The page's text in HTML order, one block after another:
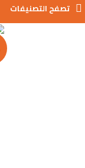
تصفح التصنيفات